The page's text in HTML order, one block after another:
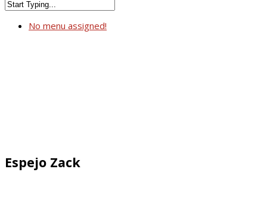
No menu assigned!
Espejo Zack